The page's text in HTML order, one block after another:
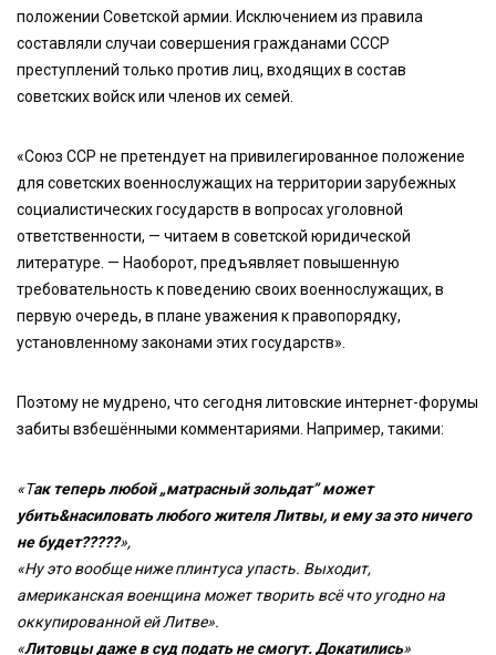
положении Советской армии. Исключением из правила
составляли случаи совершения гражданами СССР
преступлений только против лиц, входящих в состав
советских войск или членов их семей.
«Союз ССР не претендует на привилегированное положение
для советских военнослужащих на территории зарубежных
социалистических государств в вопросах уголовной
ответственности, — читаем в советской юридической
литературе. — Наоборот, предъявляет повышенную
требовательность к поведению своих военнослужащих, в
первую очередь, в плане уважения к правопорядку,
установленному законами этих государств».
Поэтому не мудрено, что сегодня литовские интернет-форумы
забиты взбешёнными комментариями. Например, такими:
«Так теперь любой „матpacный зольдат” может
yбить&наcиловать любого жителя Литвы, и ему за это ничего
не будет?????»,
«Ну это вообще ниже плинтуса упасть. Выходит,
американская военщина может творить всё что угодно на
оккупированной ей Литве».
«Литовцы даже в суд подать не смогут. Докатились»